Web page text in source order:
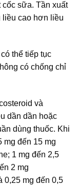
cốc sữa. Tần xuất
liều cao hơn liều
thể tiếp tục
có chống chỉ
và
dần dần hoặc
dùng thuốc. Khi
mg đến 15 mg
1 mg đến 2,5
2 mg
0,25 mg đến 0,5